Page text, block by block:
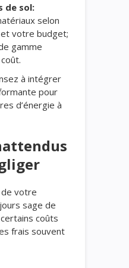
de sol:
selon
votre budget;
gamme
à intégrer
pour
d’énergie à
de votre
sage de
coûts
frais souvent